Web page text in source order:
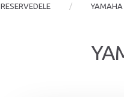
RESERVEDELE YAMAHA